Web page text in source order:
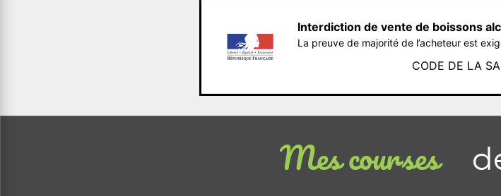
Interdiction de vente de boissons
La preuve de majorité de l’acheteur est
CODE DE LA
Mes courses